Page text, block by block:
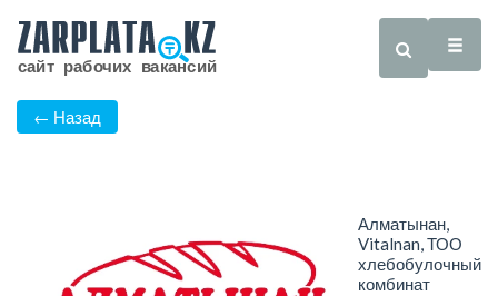
← Назад
Алматынан,
Vitalnan, ТОО
хлебобулочный
комбинат